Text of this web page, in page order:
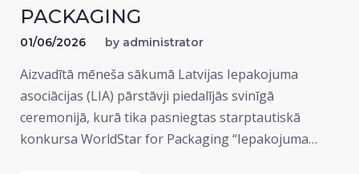
PACKAGING
01/06/2026 by administrator
Aizvadītā mēneša sākumā Latvijas Iepakojuma
asociācijas (LIA) pārstāvji piedalījās svinīgā
ceremonijā, kurā tika pasniegtas starptautiskā
konkursa WorldStar for Packaging “Iepakojuma…